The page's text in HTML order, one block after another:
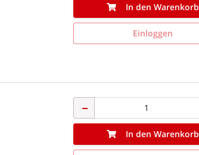
In den Warenkorb
Einloggen
In den Warenkorb